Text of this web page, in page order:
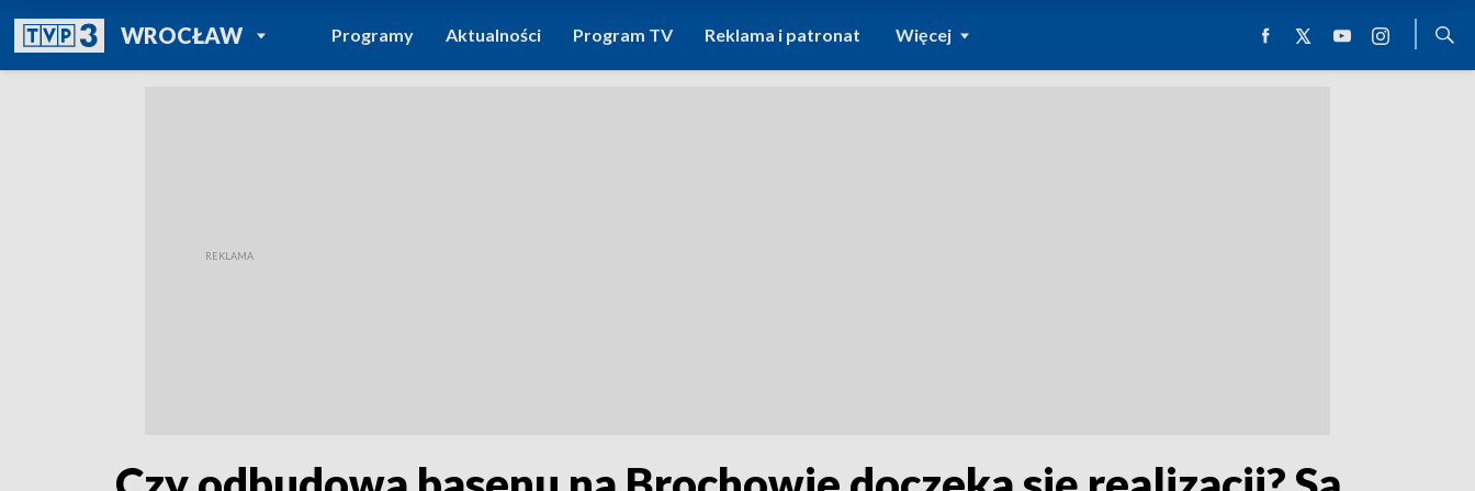
WROCŁAWPOWRÓT DO
TVP REGIONY
Programy Aktualności Program TV Reklama i patronat Więcej